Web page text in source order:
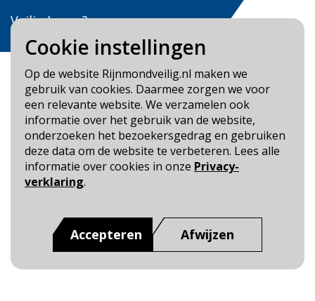
Cookie instellingen
Op de website Rijnmondveilig.nl maken we
gebruik van cookies. Daarmee zorgen we voor
een relevante website. We verzamelen ook
informatie over het gebruik van de website,
onderzoeken het bezoekersgedrag en gebruiken
deze data om de website te verbeteren. Lees alle
informatie over cookies in onze Privacy-
verklaring.
Accepteren Afwijzen
Veilig Leven?
Bel 0900-8387
Blijf op de hoogte
Cookie- en Privacybeleid
Toegankelijkheid
Rijnmond